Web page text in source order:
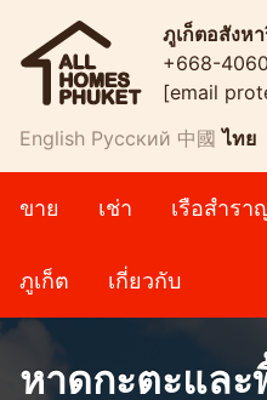
ภูเก็ตอสังห
+668-
[email
English Русский 中國 ไทย
ขาย เช่า เรือสำรา
ภูเก็ต เกี่ยวกับ
หาดกะตะและ